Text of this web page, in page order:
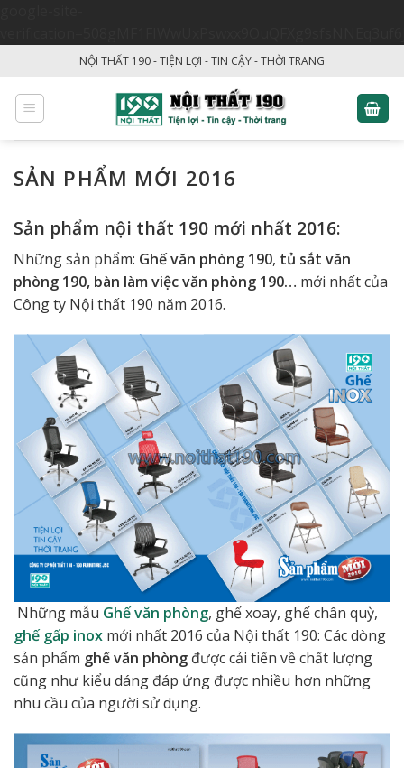
content
NỘI THẤT 190 - TIỆN LỢI - TIN CẬY - THỜI TRANG
SẢN PHẨM MỚI 2016
Sản phẩm nội thất 190 mới nhất 2016:
Những sản phẩm: Ghế văn phòng 190, tủ sắt văn
phòng 190, bàn làm việc văn phòng 190… mới nhất của
Công ty Nội thất 190 năm 2016.
Những mẫu Ghế văn phòng, ghế xoay, ghế chân quỳ,
ghế gấp inox mới nhất 2016 của Nội thất 190: Các dòng
sản phẩm ghế văn phòng được cải tiến về chất lượng
cũng như kiểu dáng đáp ứng được nhiều hơn những
nhu cầu của người sử dụng.